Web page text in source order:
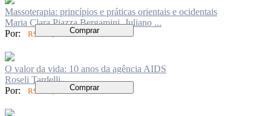
Massoterapia: princípios e práticas orientais e ocidentais
Maria Clara Piazza Bergamini, Juliano ...
Por:
R$ 147,00 Comprar
O valor da vida: 10 anos da agência AIDS
Roseli Tardelli
Por:
R$ 120,00 Comprar